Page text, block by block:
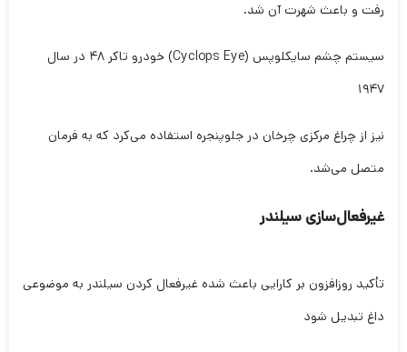
رفت و باعث شهرت آن شد.
سیستم ‌چشم سایکلوپس (Cyclops Eye) خودرو تاکر ۴۸ در سال
۱۹۴۷
نیز از چراغ مرکزی چرخان در جلوپنجره استفاده می‌کرد که به فرمان
متصل می‌شد.
غیرفعال‌سازی سیلندر
تأکید روزافزون بر کارایی باعث شده غیرفعال کردن سیلندر به موضوعی
داغ تبدیل شود